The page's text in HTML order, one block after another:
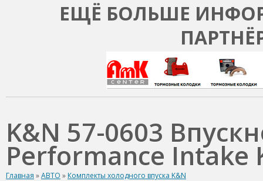
ЕЩЁ БОЛЬШЕ
K&N 57-0603
Performance Intake
Главная »АВТО » Комплекты холодного впуска K&N